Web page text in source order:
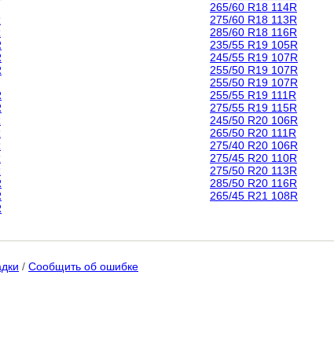
265/60 R18 114R
275/60 R18 113R
285/60 R18 116R
235/55 R19 105R
245/55 R19 107R
255/50 R19 107R
255/50 R19 107R
255/55 R19 111R
275/55 R19 115R
245/50 R20 106R
265/50 R20 111R
275/40 R20 106R
275/45 R20 110R
275/50 R20 113R
285/50 R20 116R
265/45 R21 108R
/ Сообщить об ошибке